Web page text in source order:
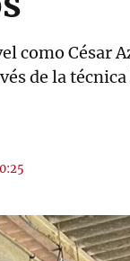
como César
de la